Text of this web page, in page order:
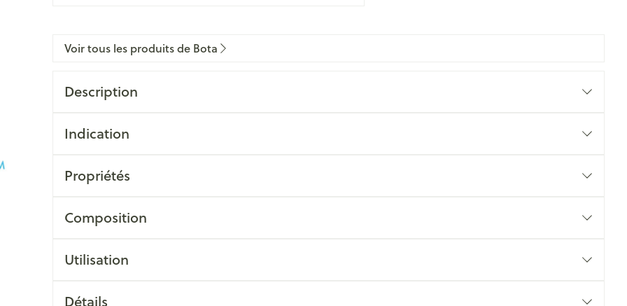
Voir tous les produits de Bota
Description
Indication
Propriétés
Composition
Utilisation
Détails